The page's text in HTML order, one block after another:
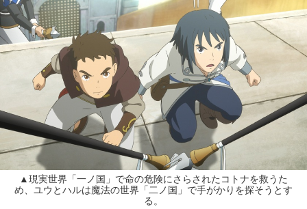
▲現実世界「一ノ国」で命の危険にさらされたコトナを救うた
め、ユウとハルは魔法の世界「二ノ国」で手がかりを探そうとす
る。